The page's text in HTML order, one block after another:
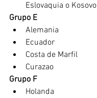
Eslovaquia o Kosovo
Grupo E
Alemania
Ecuador
Costa de Marfil
Curazao
Grupo F
Holanda